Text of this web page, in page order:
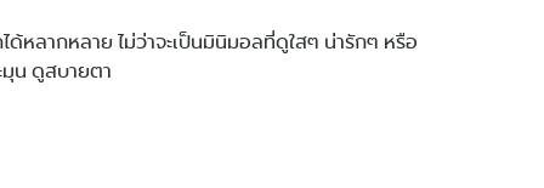
ด้หลากหลาย ไม่ว่าจะเป็นมินิมอลที่ดูใสๆ น่ารักๆ หรือ
มุน ดูสบายตา